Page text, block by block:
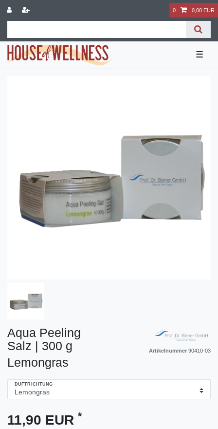
0 0,00 EUR
☰
Aqua Peeling
Salz | 300 g
Lemongras
Artikelnummer 90410-03
DUFTRICHTUNG
11,90 EUR *